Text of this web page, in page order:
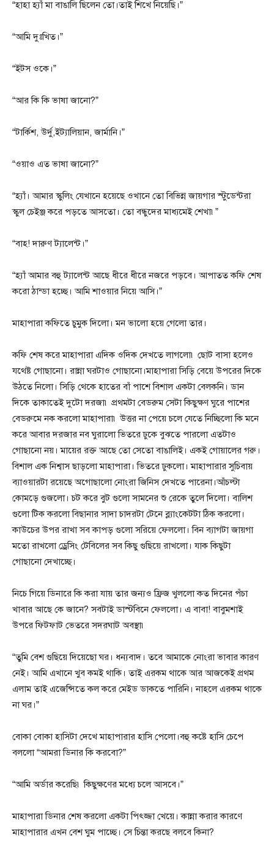
“হাহা হ্যাঁ মা বাঙালি ছিলেন তো।তাই শিখে নিয়েছি।”
“আমি দুঃখিত।”
“ইটস ওকে।”
“আর কি কি ভাষা জানো?”
“টার্কিশ, উর্দু,ইট্যালিয়ান, জার্মানি।”
“ওয়াও এত ভাষা জানো?”
“হ্যাঁ। আমার স্কুলিং যেখানে হয়েছে ওখানে তো বিভিন্ন জায়গার স্টুডেন্টরা
স্কুল চেইঞ্জ করে পড়তে আসতো। তো বন্ধুদের মাধ্যমেই শেখা৷”
“বাহ! দারুণ ট্যালেন্ট।”
“হ্যাঁ আমার বহু ট্যালেন্ট আছে ধীরে ধীরে নজরে পড়বে। আপাতত কফি শেষ
করো ঠান্ডা হচ্ছে। আমি শাওয়ার নিয়ে আসি।”
মাহাপারা কফিতে চুমুক দিলো। মন ভালো হয়ে গেলো তার।
কফি শেষ করে মাহাপারা এদিক ওদিক দেখতে লাগলো৷ ছোট বাসা হলেও
যথেষ্ট গোছানো। রান্না ঘরটাও গোছানো।মাহাপারা সিড়ি বেয়ে উপরের দিকে
উঠতে নিলো। সিড়ি থেকে হাতের বাঁ পাশে বিশাল একটা বেলকনি। ডান
দিকে তাকাতেই দুটো দরজা৷ প্রথমটা বেডরুম সেটা কিছুক্ষণ ঘুরে পাশের
বেডরুমে নক করলো মাহাপারা৷ উত্তর না পেয়ে চলে যেতে নিচ্ছিলো কি মনে
করে আবার দরজার নব ঘুরালো ভিতরে ঢুকে বুঝতে পারলো এতটাও
গোছানো নয়। মায়ের রক্ত আছে তো সেতো বাঙালিই। একই গোয়ালের গরু।
বিশাল এক নিশ্বাস ছাড়লো মাহাপারা। ভিতরে ঢুকলো। মাহাপারার সুচিবায়
ব্যাওয়ারটা রয়েছে অগোছালো নোংরা জিনিস দেখতে পারেনা।আঁচল্টা
কোমড়ে গুজলো। চট করে বুট গুলো সামনের শু রেকে তুলে দিলো। বালিশ
গুলো টিক করলো বিছানার সাদা চাদরটা টেনে ব্ল্যাংকেটটা ঠিক করলো।
কাউচের উপর রাখা সব কাপড় গুলো সরিয়ে ফেললো। বিন ব্যাগটা জায়গা
মতো রাখলো ড্রেসিং টেবিলের সব কিছু গুছিয়ে রাখলো। যাক কিছুটা
গোছানো দেখাচ্ছে।
নিচে গিয়ে ডিনারে কি করা যায় তার জন্যও ফ্রিজ খুললো কত দিনের পঁচা
খাবার আছে কে জানে? সবটাই ডাস্টবিনে ফেললো। এ বাবা! বাবুমশাই
উপরে ফিটফাট ভেতরে সদরঘাট অবস্থা৷
“তুমি বেশ গুছিয়ে দিয়েছো ঘর। ধন্যবাদ। তবে আমাকে নোংরা ভাবার কারণ
নেই। আমি এখানে খুব কমই থাকি। তাই এরকম থাকে আর আজকেই প্রথম
এলাম তাই এজেন্সিতে কল করে মেইড ডাকতে পারিনি। নাহলে এরকম থাকে
না ঘর।”
বোকা বোকা হাসিটা দেখে মাহাপারার হাসি পেলো।বহু কষ্টে হাসি চেপে
বললো “আমরা ডিনার কি করবো?”
“আমি অর্ডার করেছি৷ কিছুক্ষণের মধ্যে চলে আসবে।”
মাহাপারা ডিনার শেষ করলো একটা পিৎজ্জা খেয়ে। কান্না করার কারণে
মাহাপারার এখন বেশ ঘুম পাচ্ছে। সে চিন্তা করছে বলবে কিনা?